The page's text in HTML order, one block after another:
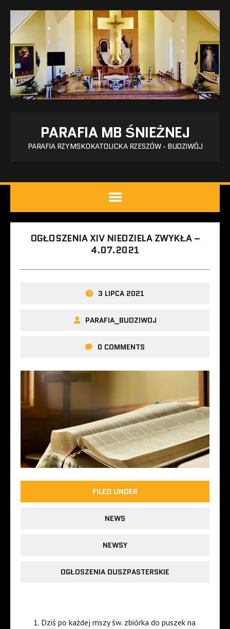
PARAFIA MB ŚNIEŻNEJ
PARAFIA RZYMSKOKATOLICKA RZESZÓW - BUDZIWÓJ
OGŁOSZENIA XIV NIEDZIELA ZWYKŁA –
4.07.2021
3 LIPCA 2021
PARAFIA_BUDZIWOJ
0 COMMENTS
FILED UNDER
NEWS
NEWSY
OGŁOSZENIA DUSZPASTERSKIE
Dziś po każdej mszy św. zbiórka do puszek na